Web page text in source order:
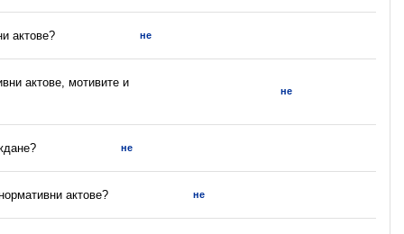
актове? не
актове, мотивите и
не
не
актове? не